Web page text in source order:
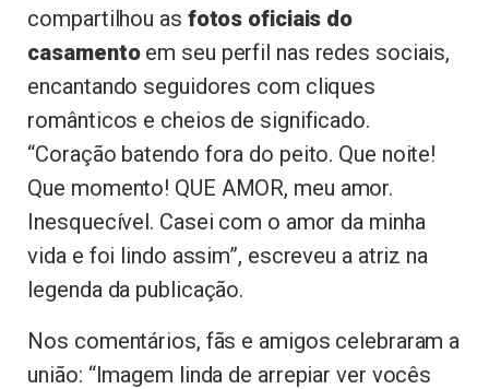
compartilhou as fotos oficiais do
casamentoem seu perfil nas redes sociais,
encantando seguidores com cliques
românticos e cheios de significado.
“Coração batendo fora do peito. Que noite!
Que momento! QUE AMOR, meu amor.
Inesquecível. Casei com o amor da minha
vida e foi lindo assim”, escreveu a atriz na
legenda da publicação.
Nos comentários, fãs e amigos celebraram a
união: “Imagem linda de arrepiar ver vocês